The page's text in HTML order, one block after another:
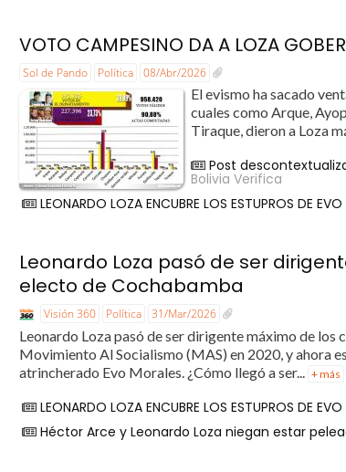
VOTO CAMPESINO DA A LOZA
Sol de Pando Política 08/Abr/2026
El evismo ha sacado
cuales como Arque,
Tiraque, dieron a Loza
Post
Bolivia Verifica
LEONARDO LOZA ENCUBRE LOS ESTUPROS DE EVO
Leonardo Loza pasó de ser
electo de Cochabamba
Visión 360 Política 31/Mar/2026
Leonardo Loza pasó de ser dirigente máximo de los
Movimiento Al Socialismo (MAS) en 2020, y ahora
atrincherado Evo Morales. ¿Cómo llegó a ser...
+ más
LEONARDO LOZA ENCUBRE LOS ESTUPROS DE EVO
Héctor Arce y Leonardo Loza niegan estar